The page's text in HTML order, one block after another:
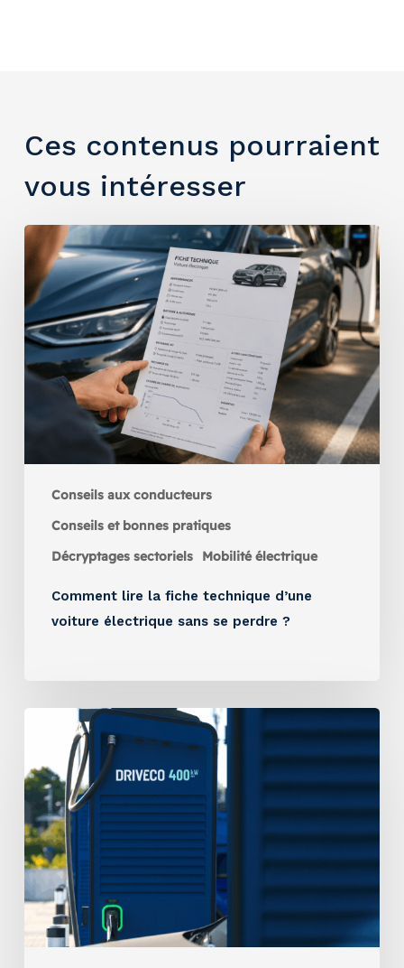
Ces contenus pourraient
vous intéresser
Conseils aux conducteurs
Conseils et bonnes pratiques
Décryptages sectoriels
Mobilité électrique
Comment lire la fiche technique d’une
voiture électrique sans se perdre ?